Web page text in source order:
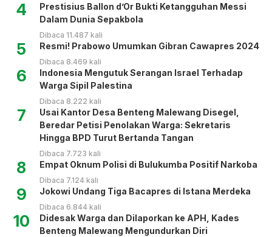
4
Prestisius Ballon d’Or Bukti Ketangguhan Messi
Dalam Dunia Sepakbola
Dibaca 11.487 kali
5 Resmi! Prabowo Umumkan Gibran Cawapres 2024
Dibaca 8.469 kali
6
Indonesia Mengutuk Serangan Israel Terhadap
Warga Sipil Palestina
Dibaca 8.222 kali
7
Usai Kantor Desa Benteng Malewang Disegel,
Beredar Petisi Penolakan Warga: Sekretaris
Hingga BPD Turut Bertanda Tangan
Dibaca 7.723 kali
8 Empat Oknum Polisi di Bulukumba Positif Narkoba
Dibaca 7.124 kali
9 Jokowi Undang Tiga Bacapres di Istana Merdeka
Dibaca 6.844 kali
10
Didesak Warga dan Dilaporkan ke APH, Kades
Benteng Malewang Mengundurkan Diri